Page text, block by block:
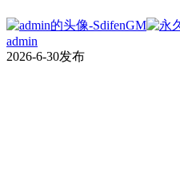
admin
2026-6-30发布